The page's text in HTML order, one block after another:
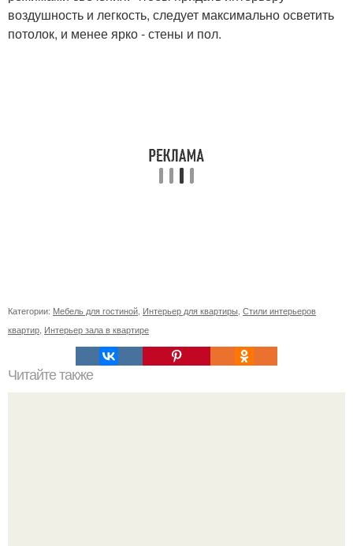
воздушность и легкость, следует максимально осветить
потолок, и менее ярко - стены и пол.
Категории: Мебель для гостиной, Интерьер для квартиры, Стили интерьеров
квартир, Интерьер зала в квартире
Читайте также